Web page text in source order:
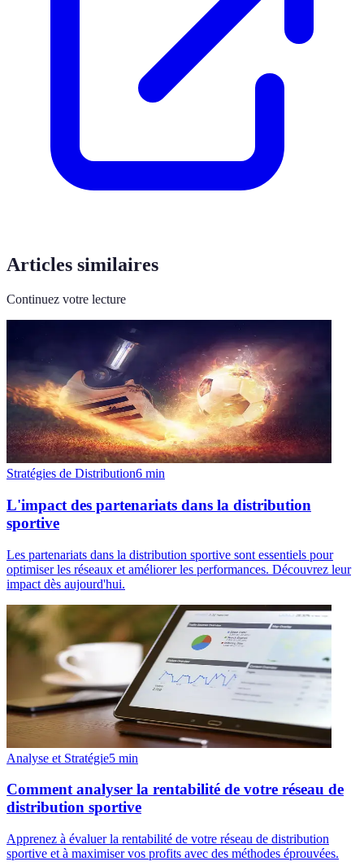
Articles similaires
Continuez votre lecture
Stratégies de Distribution6 min
L'impact des partenariats dans la distribution
sportive
Les partenariats dans la distribution sportive sont essentiels pour
optimiser les réseaux et améliorer les performances. Découvrez leur
impact dès aujourd'hui.
Analyse et Stratégie5 min
Comment analyser la rentabilité de votre réseau de
distribution sportive
Apprenez à évaluer la rentabilité de votre réseau de distribution
sportive et à maximiser vos profits avec des méthodes éprouvées.